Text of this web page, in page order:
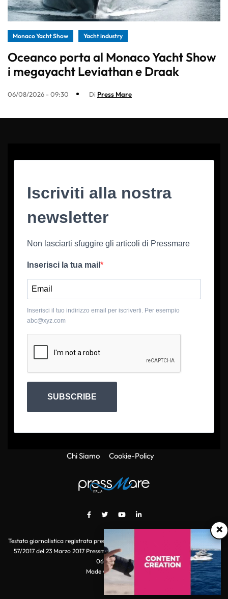
Monaco Yacht Show Yacht industry
Oceanco porta al Monaco Yacht Show
i megayacht Leviathan e Draak
06/08/2026 - 09:30 Di Press Mare
×
Iscriviti alla nostra
newsletter
Non lasciarti sfuggire gli articoli di Pressmare
Inserisci la tua mail
Inserisci il tuo indirizzo email per iscriverti. Per esempio
abc@xyz.com
SUBSCRIBE
Chi Siamo Cookie-Policy
Testata giornalistica registrata presso il Tribunale di Roma con autorizzazione
57/2017 del 23 Marzo 2017 Pressmare.it è un marchio di S.P.E.N. Srl - P.IVA
06511641000
Made with
by POI